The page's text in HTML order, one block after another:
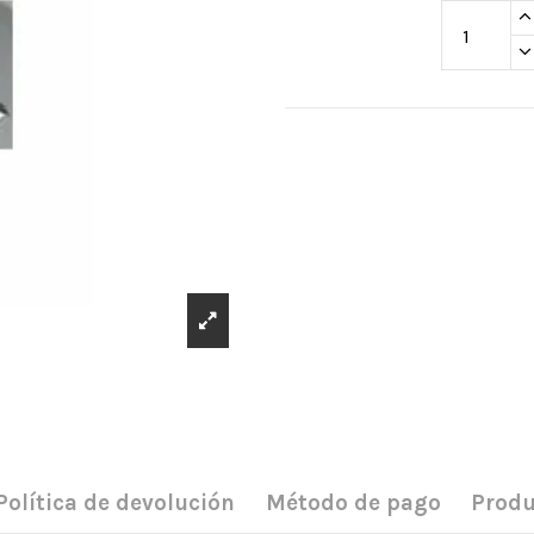
de devolución Método de pago